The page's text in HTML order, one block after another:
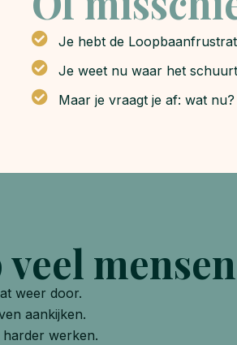
Je hebt de
Je weet nu waar het schuurt
Maar je vraagt je af: wat nu?
weer door.
aankijken.
harder werken.